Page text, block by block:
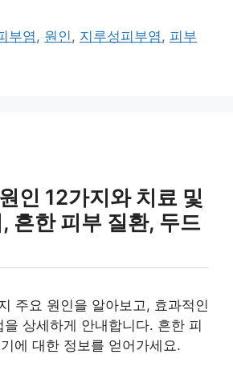
부염, 원인, 지루성피부염, 피부
인 12가지와 치료 및
흔한 피부 질환, 두드
주요 원인을 알아보고, 효과적인
상세하게 안내합니다. 흔한 피
에 대한 정보를 얻어가세요.